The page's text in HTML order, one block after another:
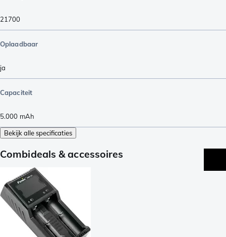
21700
Oplaadbaar
ja
Capaciteit
5.000 mAh
Bekijk alle specificaties
Combideals & accessoires